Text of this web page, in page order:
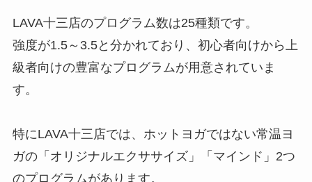
LAVA十三店のプログラム数は25種類です。
強度が1.5～3.5と分かれており、初心者向けから上
級者向けの豊富なプログラムが用意されていま
す。
特にLAVA十三店では、ホットヨガではない常温ヨ
ガの「オリジナルエクササイズ」「マインド」2つ
のプログラムがあります。